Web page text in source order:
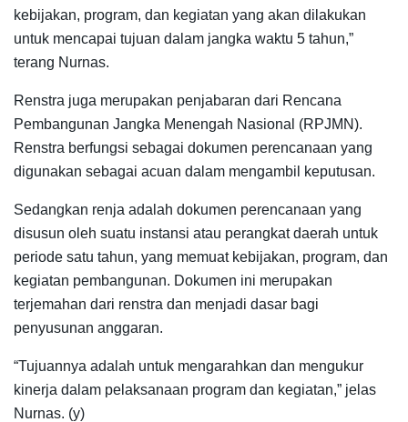
kebijakan, program, dan kegiatan yang akan dilakukan
untuk mencapai tujuan dalam jangka waktu 5 tahun,”
terang Nurnas.
Renstra juga merupakan penjabaran dari Rencana
Pembangunan Jangka Menengah Nasional (RPJMN).
Renstra berfungsi sebagai dokumen perencanaan yang
digunakan sebagai acuan dalam mengambil keputusan.
Sedangkan renja adalah dokumen perencanaan yang
disusun oleh suatu instansi atau perangkat daerah untuk
periode satu tahun, yang memuat kebijakan, program, dan
kegiatan pembangunan. Dokumen ini merupakan
terjemahan dari renstra dan menjadi dasar bagi
penyusunan anggaran.
“Tujuannya adalah untuk mengarahkan dan mengukur
kinerja dalam pelaksanaan program dan kegiatan,” jelas
Nurnas. (y)